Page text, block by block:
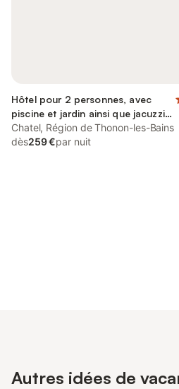
Hôtel pour 2 personnes, avec
piscine et jardin ainsi que jacuzzi
et sauna
Chatel, Région de Thonon-les-Bains
dès259 €par nuit
Autres idées de